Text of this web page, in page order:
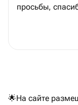
просьбы,
🌟На сайте